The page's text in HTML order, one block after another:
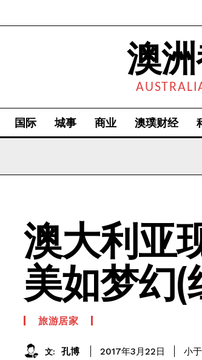
澳
国际 城事 商业 澳璞财经
澳大利亚
美如梦幻(
旅游居家
文: 孔博 2017年3月22日 小